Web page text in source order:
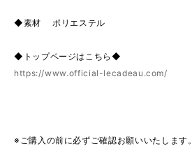
◆素材 ポリエステル
◆トップページはこちら◆
https://www.official-lecadeau.com/
※ご購入の前に必ずご確認お願いいたします。